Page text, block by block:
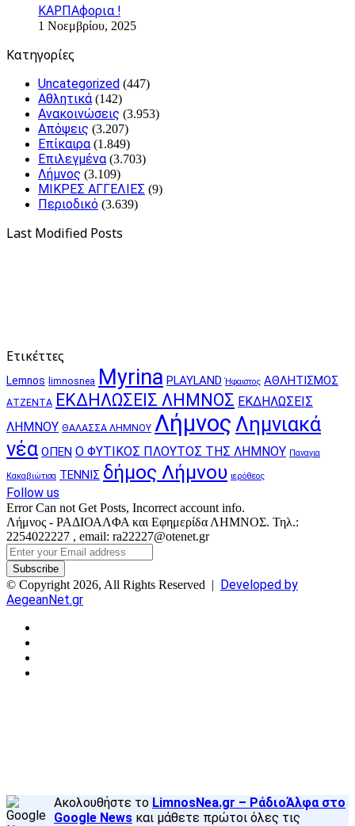
ΚΑΡΠΑφορια !
1 Νοεμβρίου, 2025
Kατηγορίες
Uncategorized (447)
Αθλητικά (142)
Ανακοινώσεις (3.953)
Απόψεις (3.207)
Επίκαιρα (1.849)
Επιλεγμένα (3.703)
Λήμνος (3.109)
ΜΙΚΡΕΣ ΑΓΓΕΛΙΕΣ (9)
Περιοδικό (3.639)
Last Modified Posts
Ετικέττες
Lemnos limnosnea Myrina PLAYLAND Ήφαιστος ΑΘΛΗΤΙΣΜΟΣ
ΑΤΖΕΝΤΑ ΕΚΔΗΛΩΣΕΙΣ ΛΗΜΝΟΣ ΕΚΔΗΛΩΣΕΙΣ
ΛΗΜΝΟΥ ΘΑΛΑΣΣΑ ΛΗΜΝΟΥ Λήμνος Λημνιακά
νέα ΟΠΕΝ Ο ΦΥΤΙΚΟΣ ΠΛΟΥΤΟΣ ΤΗΣ ΛΗΜΝΟΥ Παναγια
Κακαβιώτισα ΤΕΝΝΙΣ δήμος Λήμνου ιερόθεος
Follow us
Error Can not Get Posts, Incorrect account info.
Λήμνος - ΡΑΔΙΟΑΛΦΑ και Εφημερίδα ΛΗΜΝΟΣ. Τηλ.:
2254022227 , email: ra22227@otenet.gr
Enter
your
Email
address
© Copyright 2026, All Rights Reserved | Developed by
AegeanNet.gr
Ακολουθήστε το LimnosNea.gr – ΡάδιοΆλφα στο
Google News και μάθετε πρώτοι όλες τις